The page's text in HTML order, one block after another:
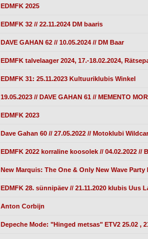
EDMFK 2025
EDMFK 32 // 22.11.2024 DM baaris
DAVE GAHAN 62 // 10.05.2024 // DM Baar
EDMFK talvelaager 2024, 17.-18.02.2024,
EDMFK 31: 25.11.2023 Kultuuriklubis Winkel
19.05.2023 // DAVE GAHAN 61 // MEMENTO
EDMFK 2023
Dave Gahan 60 // 27.05.2022 // Motoklubi
EDMFK 2022 korraline koosolek // 04.02.2022 //
New Marquis: The One & Only New Wave Party
EDMFK 28. sünnipäev // 21.11.2020 klubis Uus
Anton Corbijn
Depeche Mode: "Hinged metsas" ETV2 25.02 ,